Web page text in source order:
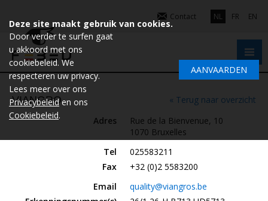
Contact NL FR EN
« Terug naar overzicht
VIANGRO
Adres
Rue de la Bienvenue, 10
1070 Bruxelles
Tel
025583211
Fax
+32 (0)2 5583200
Email
quality@viangros.be
Deze site maakt gebruik van cookies.
Door verder te surfen gaat
u akkoord met ons
cookiebeleid. We
respecteren uw privacy.
Lees meer over ons
Privacybeleiden ons
Cookiebeleid.
AANVAARDEN